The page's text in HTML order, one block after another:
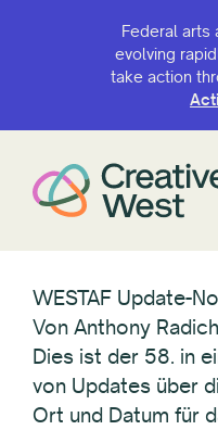
Federal arts
evolving
take action
WESTAF Update-
Von Anthony
Dies ist der 58. in
von Updates über
Ort und Datum für